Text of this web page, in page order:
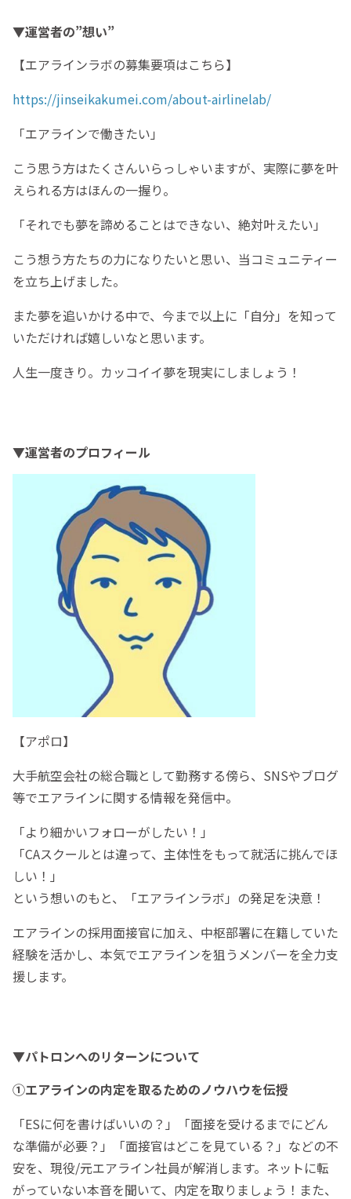
▼運営者の”想い”
【エアラインラボの募集要項はこちら】
https://jinseikakumei.com/about-airlinelab/
「エアラインで働きたい」
こう思う方はたくさんいらっしゃいますが、実際に夢を叶
えられる方はほんの一握り。
「それでも夢を諦めることはできない、絶対叶えたい」
こう想う方たちの力になりたいと思い、当コミュニティー
を立ち上げました。
また夢を追いかける中で、今まで以上に「自分」を知って
いただければ嬉しいなと思います。
人生一度きり。カッコイイ夢を現実にしましょう！
▼運営者のプロフィール
【アポロ】
大手航空会社の総合職として勤務する傍ら、SNSやブログ
等でエアラインに関する情報を発信中。
「より細かいフォローがしたい！」
「CAスクールとは違って、主体性をもって就活に挑んでほ
しい！」
という想いのもと、「エアラインラボ」の発足を決意！
エアラインの採用面接官に加え、中枢部署に在籍していた
経験を活かし、本気でエアラインを狙うメンバーを全力支
援します。
▼パトロンへのリターンについて
①エアラインの内定を取るためのノウハウを伝授
「ESに何を書けばいいの？」「面接を受けるまでにどん
な準備が必要？」「面接官はどこを見ている？」などの不
安を、現役/元エアライン社員が解消します。ネットに転
がっていない本音を聞いて、内定を取りましょう！また、